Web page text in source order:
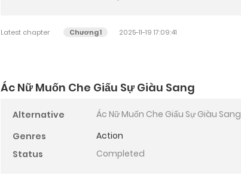
Latest chapter Chương 1 2025-11-19 17:09:41
Ác Nữ Muốn Che Giấu Sự Giàu Sang
Alternative
Ác Nữ Muốn Che Giấu Sự Giàu Sang
Genres
Action
Status
Completed